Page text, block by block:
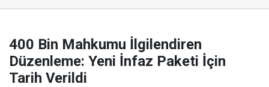
400 Bin Mahkumu İlgilendiren
Düzenleme: Yeni İnfaz Paketi İçin
Tarih Verildi